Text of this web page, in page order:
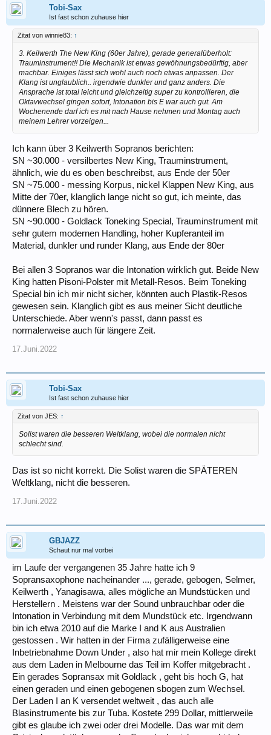
Tobi-Sax
Ist fast schon zuhause hier
Zitat von winnie83: ↑
3. Keilwerth The New King (60er Jahre), gerade generalüberholt:
Trauminstrument!! Die Mechanik ist etwas gewöhnungsbedürftig, aber
machbar. Einiges lässt sich wohl auch noch etwas anpassen. Der
Klang ist unglaublich.. irgendwie dunkler und ganz anders. Die
Ansprache ist total leicht und gleichzeitig super zu kontrollieren, die
Oktavwechsel gingen sofort, Intonation bis E war auch gut. Am
Wochenende darf ich es mit nach Hause nehmen und Montag auch
meinem Lehrer vorzeigen...
Ich kann über 3 Keilwerth Sopranos berichten:
SN ~30.000 - versilbertes New King, Trauminstrument,
ähnlich, wie du es oben beschreibst, aus Ende der 50er
SN ~75.000 - messing Korpus, nickel Klappen New King, aus
Mitte der 70er, klanglich lange nicht so gut, ich meinte, das
dünnere Blech zu hören.
SN ~90.000 - Goldlack Toneking Special, Trauminstrument mit
sehr gutem modernen Handling, hoher Kupferanteil im
Material, dunkler und runder Klang, aus Ende der 80er
Bei allen 3 Sopranos war die Intonation wirklich gut. Beide New
King hatten Pisoni-Polster mit Metall-Resos. Beim Toneking
Special bin ich mir nicht sicher, könnten auch Plastik-Resos
gewesen sein. Klanglich gibt es aus meiner Sicht deutliche
Unterschiede. Aber wenn's passt, dann passt es
normalerweise auch für längere Zeit.
17.Juni.2022
Tobi-Sax
Ist fast schon zuhause hier
Zitat von JES: ↑
Solist waren die besseren Weltklang, wobei die normalen nicht
schlecht sind.
Das ist so nicht korrekt. Die Solist waren die SPÄTEREN
Weltklang, nicht die besseren.
17.Juni.2022
GBJAZZ
Schaut nur mal vorbei
im Laufe der vergangenen 35 Jahre hatte ich 9
Sopransaxophone nacheinander ..., gerade, gebogen, Selmer,
Keilwerth , Yanagisawa, alles mögliche an Mundstücken und
Herstellern . Meistens war der Sound unbrauchbar oder die
Intonation in Verbindung mit dem Mundstück etc. Irgendwann
bin ich etwa 2010 auf die Marke I and K aus Australien
gestossen . Wir hatten in der Firma zufälligerweise eine
Inbetriebnahme Down Under , also hat mir mein Kollege direkt
aus dem Laden in Melbourne das Teil im Koffer mitgebracht .
Ein gerades Sopransax mit Goldlack , geht bis hoch G, hat
einen geraden und einen gebogenen sbogen zum Wechsel.
Der Laden I an K versendet weltweit , das auch alle
Blasinstrumente bis zur Tuba. Kostete 299 Dollar, mittlerweile
gibt es glaube ich zwei oder drei Modelle. Das war mit dem